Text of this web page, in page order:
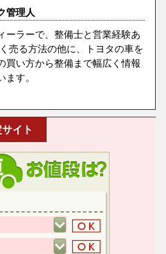
管理人
ーラーで、整備士と営業経験あ
売る方法の他に、トヨタの車を
買い方から整備まで幅広く情報
ます。
イト